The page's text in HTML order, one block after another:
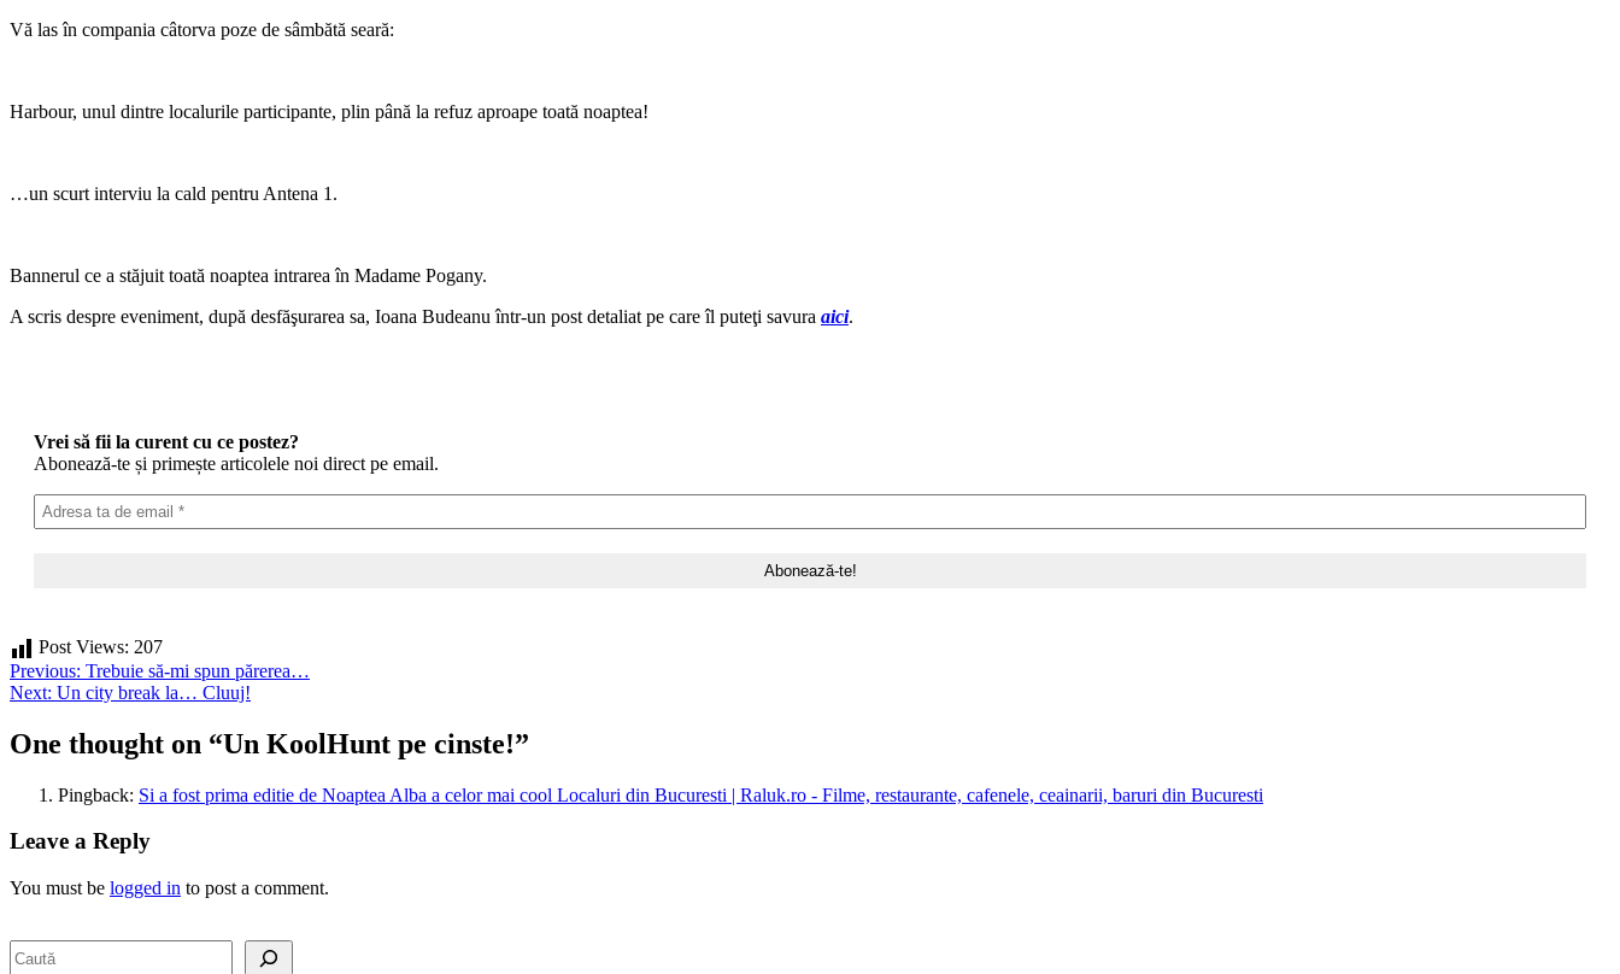
Vă las în compania câtorva poze de sâmbătă seară:
Harbour, unul dintre localurile participante, plin până la refuz aproape toată noaptea!
…un scurt interviu la cald pentru Antena 1.
Bannerul ce a stăjuit toată noaptea intrarea în Madame Pogany.
A scris despre eveniment, după desfăşurarea sa, Ioana Budeanu într-un post detaliat pe care îl puteţi savura aici.
Vrei să fii la curent cu ce postez?
Abonează-te și primește articolele noi direct pe email.
Post Views: 207
Post
navigation
Previous: Trebuie să-mi spun părerea…
Next: Un city break la… Cluuj!
One thought on “Un KoolHunt pe cinste!”
Pingback: Si a fost prima editie de Noaptea Alba a celor mai cool Localuri din Bucuresti | Raluk.ro - Filme, restaurante, cafenele, ceainarii, baruri din Bucuresti
Leave a Reply
You must be logged in to post a comment.